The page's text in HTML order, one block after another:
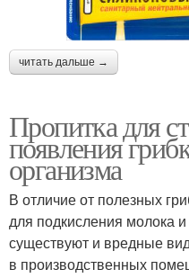
читать дальше →
Пропитка для
появления
организма
В отличие от полезных
для подкисления молока
существуют и вредные
в производственных